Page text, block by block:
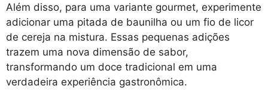
Além disso, para uma variante gourmet, experimente
adicionar uma pitada de baunilha ou um fio de licor
de cereja na mistura. Essas pequenas adições
trazem uma nova dimensão de sabor,
transformando um doce tradicional em uma
verdadeira experiência gastronômica.